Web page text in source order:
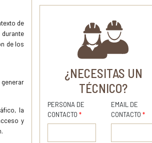
de
durante
de los
generar
la
y
¿NECESITAS UN
TÉCNICO?
PERSONA DE
CONTACTO *
EMAIL DE
CONTACTO *